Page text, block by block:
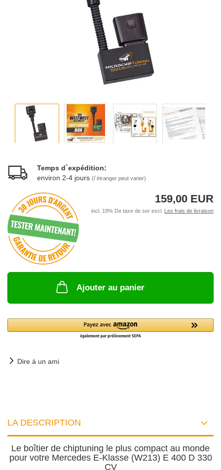
Temps d`expédition:
environ 2-4 jours (l`étranger peut varier)
159,00 EUR
incl. 19% De taxe de ser excl. Les frais de livraison
Ajouter au panier
Dire à un ami
LA DESCRIPTION
Le boîtier de chiptuning le plus compact au monde
pour votre Mercedes E-Klasse (W213) E 400 D 330
CV